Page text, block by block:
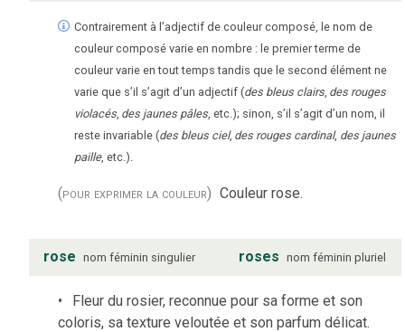
Contrairement à l’adjectif de couleur composé, le nom de
couleur composé varie en nombre : le premier terme de
couleur varie en tout temps tandis que le second élément ne
varie que s’il s’agit d’un adjectif (des bleus clairs, des rouges
violacés, des jaunes pâles, etc.); sinon, s’il s’agit d’un nom, il
reste invariable (des bleus ciel, des rouges cardinal, des jaunes
paille, etc.).
(pour exprimer la couleur) Couleur rose.
rose nom féminin singulier roses nom féminin pluriel
Fleur du rosier, reconnue pour sa forme et son
coloris, sa texture veloutée et son parfum délicat.